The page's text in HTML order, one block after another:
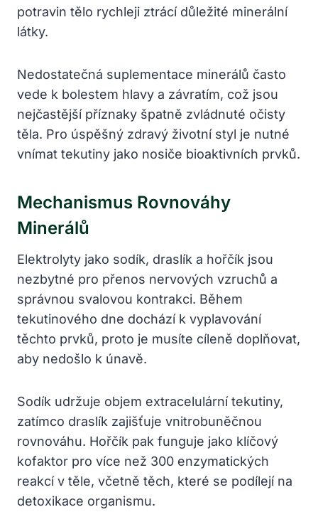
potravin tělo rychleji ztrácí důležité minerální
látky.
Nedostatečná suplementace minerálů často
vede k bolestem hlavy a závratím, což jsou
nejčastější příznaky špatně zvládnuté očisty
těla. Pro úspěšný zdravý životní styl je nutné
vnímat tekutiny jako nosiče bioaktivních prvků.
Mechanismus Rovnováhy
Minerálů
Elektrolyty jako sodík, draslík a hořčík jsou
nezbytné pro přenos nervových vzruchů a
správnou svalovou kontrakci. Během
tekutinového dne dochází k vyplavování
těchto prvků, proto je musíte cíleně doplňovat,
aby nedošlo k únavě.
Sodík udržuje objem extracelulární tekutiny,
zatímco draslík zajišťuje vnitrobuněčnou
rovnováhu. Hořčík pak funguje jako klíčový
kofaktor pro více než 300 enzymatických
reakcí v těle, včetně těch, které se podílejí na
detoxikace organismu.